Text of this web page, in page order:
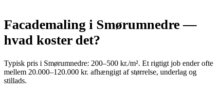
Facademaling i Smørumnedre —
hvad koster det?
Typisk pris i Smørumnedre: 200–500 kr./m². Et rigtigt job ender ofte
mellem 20.000–120.000 kr. afhængigt af størrelse, underlag og
stillads.